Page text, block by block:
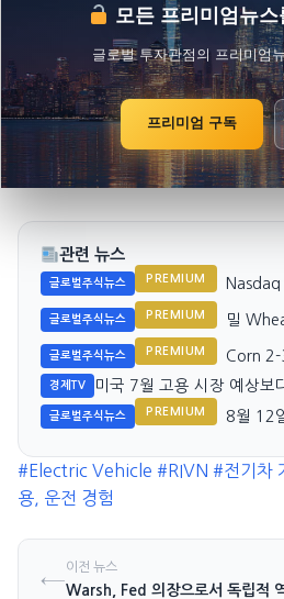
모든 프리미엄뉴
글로벌 투자관점의 프리미엄
프리미엄 구독
관련 뉴스
글로벌주식뉴스 PREMIUM
Nasdaq
글로벌주식뉴스 PREMIUM
밀
글로벌주식뉴스 PREMIUM
Corn 2-
소와 생
경제TV 미국 7월 고용 시장 예상보
글로벌주식뉴스 PREMIUM
8월 12
#Electric Vehicle #RIVN #전기차
용, 운전 경험
←이전 뉴스
Warsh, Fed 의장으로서 독립적